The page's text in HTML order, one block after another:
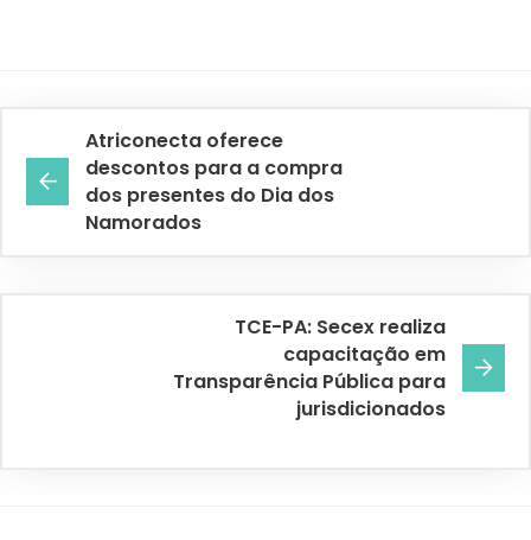
Atriconecta oferece
descontos para a compra
dos presentes do Dia dos
Namorados
TCE-PA: Secex realiza
capacitação em
Transparência Pública para
jurisdicionados